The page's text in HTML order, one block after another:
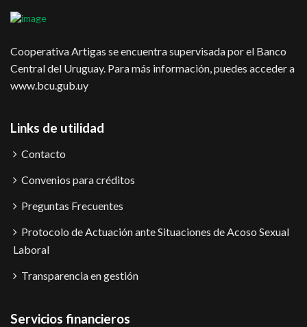
Cooperativa Artigas se encuentra supervisada por el Banco
Central del Uruguay. Para más información, puedes acceder a
www.bcu.gub.uy
Links de utilidad
Contacto
Convenios para créditos
Preguntas Frecuentes
Protocolo de Actuación ante Situaciones de Acoso Sexual
Laboral
Transparencia en gestión
Servicios financieros